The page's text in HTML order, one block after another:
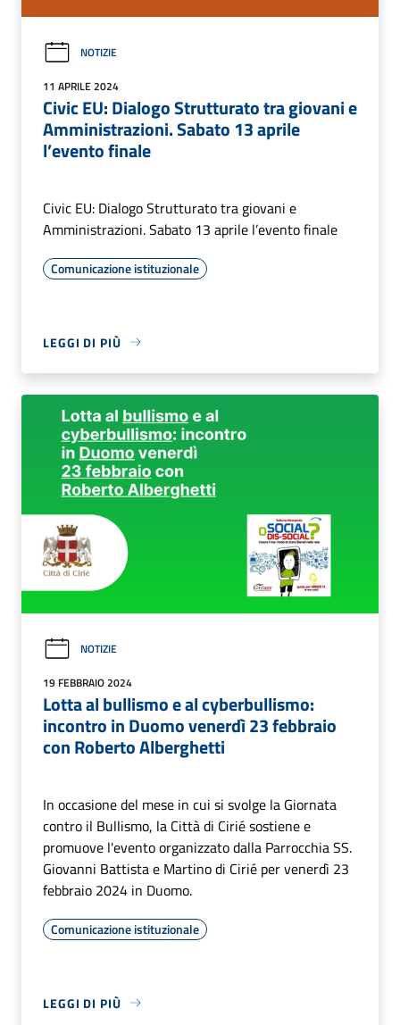
NOTIZIE
11 APRILE 2024
Civic EU: Dialogo Strutturato tra giovani e
Amministrazioni. Sabato 13 aprile
l’evento finale
Civic EU: Dialogo Strutturato tra giovani e
Amministrazioni. Sabato 13 aprile l’evento finale
Comunicazione istituzionale
LEGGI DI PIÙ
NOTIZIE
19 FEBBRAIO 2024
Lotta al bullismo e al cyberbullismo:
incontro in Duomo venerdì 23 febbraio
con Roberto Alberghetti
In occasione del mese in cui si svolge la Giornata
contro il Bullismo, la Città di Cirié sostiene e
promuove l'evento organizzato dalla Parrocchia SS.
Giovanni Battista e Martino di Cirié per venerdì 23
febbraio 2024 in Duomo.
Comunicazione istituzionale
LEGGI DI PIÙ